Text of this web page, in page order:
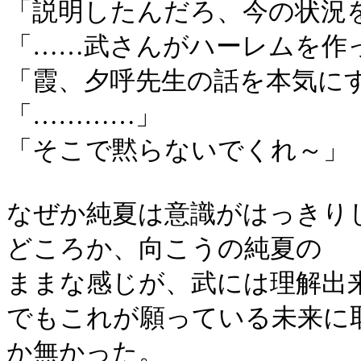
「説明したんだろ、今の状況
「……武さんがハーレムを作
「霞、夕呼先生の話を本気に
「…………」
「そこで黙らないでくれ～」
なぜか純夏は意識がはっき
どころか、向こうの純夏の
ままな感じが、武には理解出
でもこれが願っている未来
か無かった。